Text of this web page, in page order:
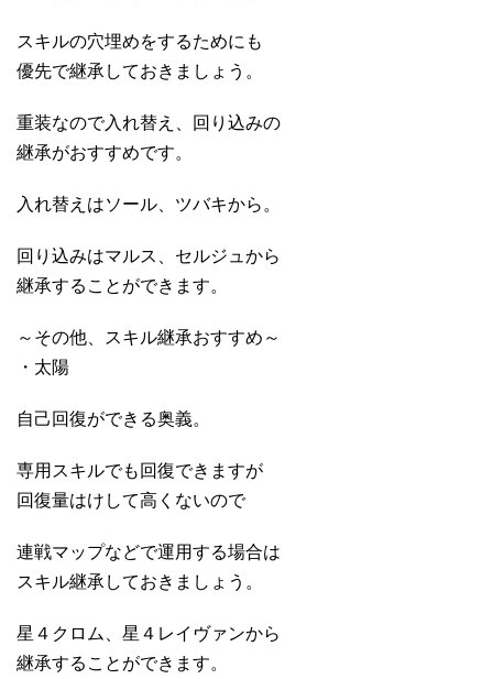
スキルの穴埋めをするためにも
優先で継承しておきましょう。
重装なので入れ替え、回り込みの
継承がおすすめです。
入れ替えはソール、ツバキから。
回り込みはマルス、セルジュから
継承することができます。
～その他、スキル継承おすすめ～
・太陽
自己回復ができる奥義。
専用スキルでも回復できますが
回復量はけして高くないので
連戦マップなどで運用する場合は
スキル継承しておきましょう。
星４クロム、星４レイヴァンから
継承することができます。